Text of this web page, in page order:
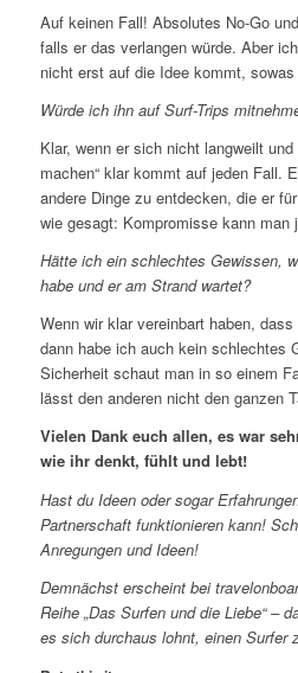
Auf keinen Fall! Absolutes No-Go
falls er das verlangen würde. Aber
nicht erst auf die Idee kommt,
Würde ich ihn auf Surf-Trips
Klar, wenn er sich nicht langweilt
machen“ klar kommt auf jeden Fall.
andere Dinge zu entdecken, die er
wie gesagt: Kompromisse kann man
Hätte ich ein schlechtes Gewissen,
habe und er am Strand wartet?
Wenn wir klar vereinbart haben,
dann habe ich auch kein schlechtes
Sicherheit schaut man in so einem
lässt den anderen nicht den ganzen
Vielen Dank euch allen, es war
wie ihr denkt, fühlt und lebt!
Hast du Ideen oder sogar
Partnerschaft funktionieren kann!
Anregungen und Ideen!
Demnächst erscheint bei
Reihe „Das Surfen und die Liebe“ –
es sich durchaus lohnt, einen Surfer